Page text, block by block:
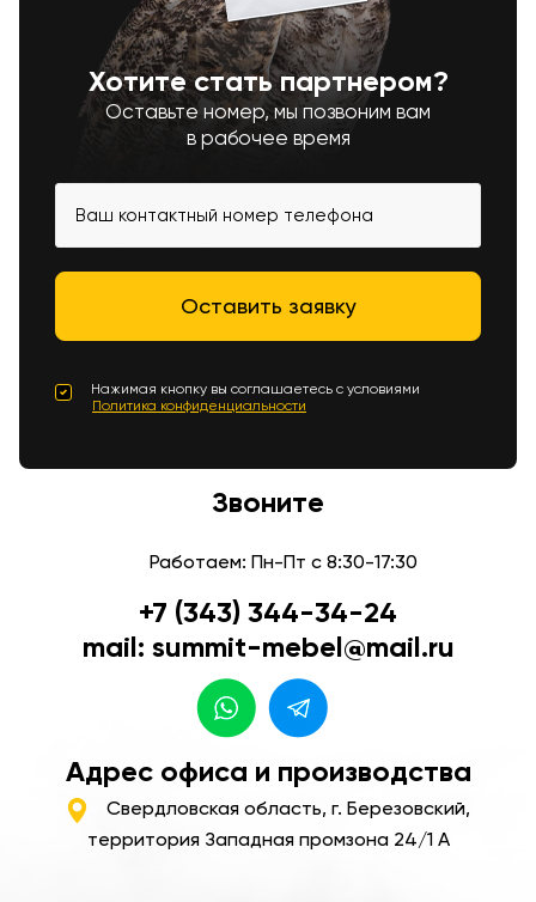
Хотите стать партнером?
Оставьте номер, мы позвоним вам
в рабочее время
Нажимая кнопку вы соглашаетесь с условиями
Политика конфиденциальности
Звоните
Работаем: Пн-Пт с 8:30-17:30
+7 (343) 344-34-24
mail: summit-mebel@mail.ru
Адрес офиса и производства
Свердловская область, г. Березовский,
территория Западная промзона 24/1 А